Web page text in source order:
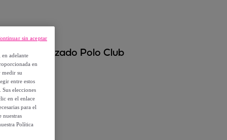
personalizado Polo Club
adelante
en
medir su
entre estos
elecciones
en el enlace
para el
nuestras
Política
sin aceptar